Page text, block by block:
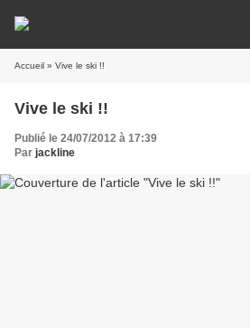
Accueil » Vive le ski !!
Vive le ski !!
Publié le 24/07/2012 à 17:39
Par jackline